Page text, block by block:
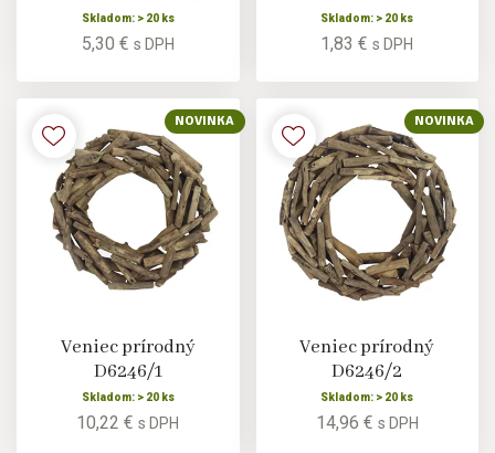
Skladom: > 20 ks
5,30 € s DPH
Skladom: > 20 ks
1,83 €s DPH
NOVINKA
Veniec prírodný
D6246/1
Skladom: > 20 ks
10,22 €s DPH
NOVINKA
Veniec prírodný
D6246/2
Skladom: > 20 ks
14,96 € s DPH